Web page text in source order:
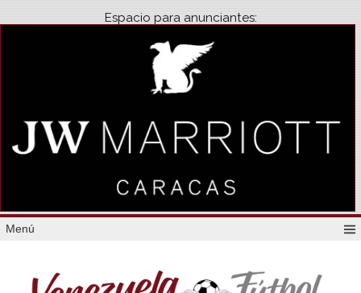
Espacio para anunciantes:
Menú